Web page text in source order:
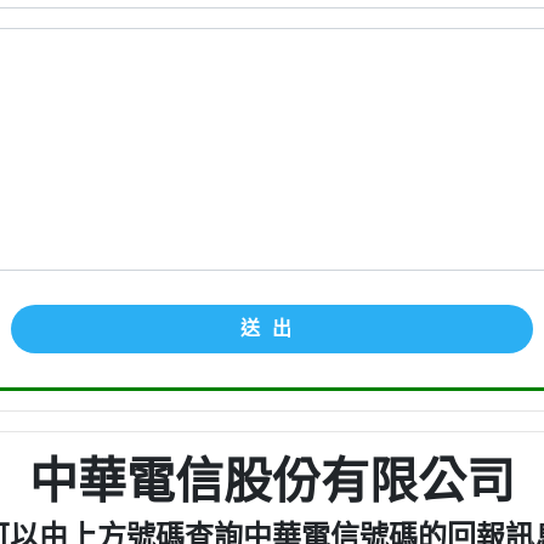
送出
中華電信股份有限公司
以由上方號碼查詢中華電信號碼的回報訊